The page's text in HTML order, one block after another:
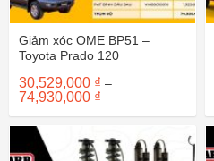
Giảm xóc OME BP51 –
Toyota Prado 120
30,529,000 ₫ –
74,930,000 ₫
từ
đến
74,930,000 ₫